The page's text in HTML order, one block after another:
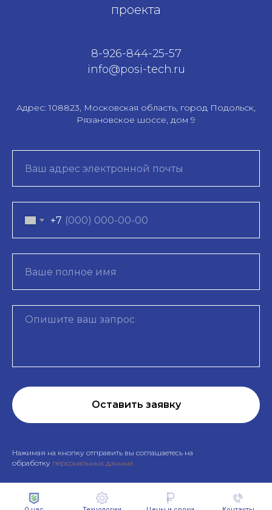
проекта
8-926-844-25-57
info@posi-tech.ru
Адрес: 108823, Московская область, город Подольск,
Рязановское шоссе, дом 9
+7
Оставить заявку
Нажимая на кнопку отправить вы соглашаетесь на
обработку персональных данных